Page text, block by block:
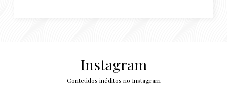
Instagram
Conteúdos inéditos no Instagram